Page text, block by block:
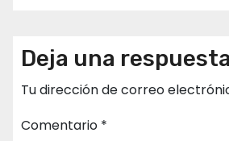
Deja una respuesta
Tu dirección de correo
Comentario *